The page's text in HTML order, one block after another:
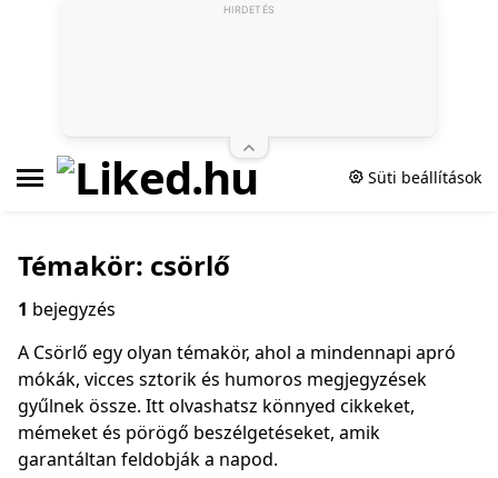
Süti beállítások
Témakör: csörlő
1 bejegyzés
A Csörlő egy olyan témakör, ahol a mindennapi apró
mókák, vicces sztorik és humoros megjegyzések
gyűlnek össze. Itt olvashatsz könnyed cikkeket,
mémeket és pörögő beszélgetéseket, amik
garantáltan feldobják a napod.
HIRDETÉS